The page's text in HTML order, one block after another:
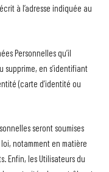
à l’adresse indiquée au
Personnelles qu’il
en s’identifiant
(carte d’identité ou
seront soumises
notamment en matière
Enfin, les Utilisateurs du